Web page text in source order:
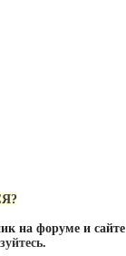
на форуме и сайте
.